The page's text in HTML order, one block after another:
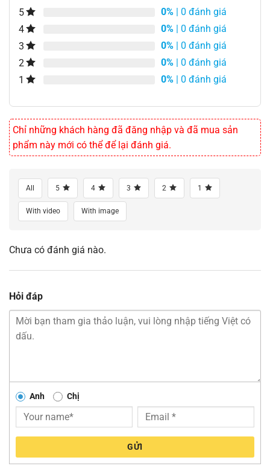
5 0% | 0 đánh giá
4
0% | 0 đánh giá
3
0% | 0 đánh giá
2
0% | 0 đánh giá
1
0% | 0 đánh giá
Chỉ những khách hàng đã đăng nhập và đã mua sản
phẩm này mới có thể để lại đánh giá.
All 5 4 3 2 1
With video With image
Chưa có đánh giá nào.
Hỏi đáp
Anh Chị
GỬI